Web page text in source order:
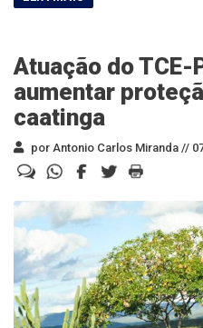
Atuação do TCE-
aumentar
caatinga
por Antonio Carlos Miranda //